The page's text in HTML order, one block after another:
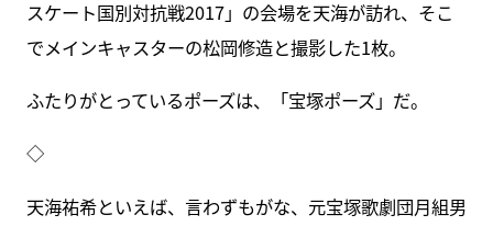
スケート国別対抗戦2017」の会場を天海が訪れ、そこ
でメインキャスターの松岡修造と撮影した1枚。
ふたりがとっているポーズは、「宝塚ポーズ」だ。
◇
天海祐希といえば、言わずもがな、元宝塚歌劇団月組男